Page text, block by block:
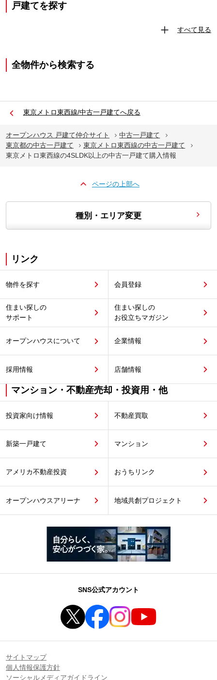
戸建てを探す
すべて見る
全物件から検索する
東京メトロ東西線/中古一戸建てへ戻る
オープンハウス 戸建て仲介サイト
中古一戸建て
東京都の中古一戸建て
東京メトロ東西線の中古一戸建て
東京メトロ東西線の4SLDK以上の中古一戸建て購入情報
ページの上部へ
種別・エリア変更
リンク
物件を探す 会員登録
住まい探しの
サポート
住まい探しの
お役立ちマガジン
オープンハウスについて 企業情報
採用情報 店舗情報
マンション・不動産売却・投資用・他
投資家向け情報 不動産買取
新築一戸建て マンション
アメリカ不動産投資 おうちリンク
オープンハウスアリーナ 地域共創プロジェクト
SNS公式アカウント
サイトマップ
個人情報保護方針
ソーシャルメディアガイドライン